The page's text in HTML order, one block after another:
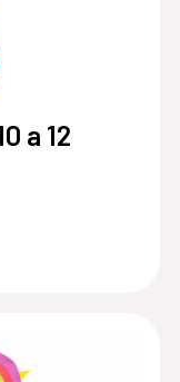
a 12